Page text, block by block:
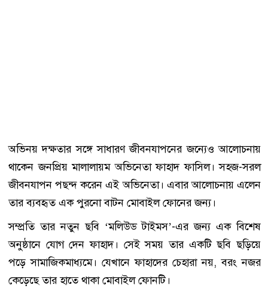
অভিনয় দক্ষতার সঙ্গে সাধারণ জীবনযাপনের জন্যেও আলোচনায়
থাকেন জনপ্রিয় মালালায়ম অভিনেতা ফাহাদ ফাসিল। সহজ-সরল
জীবনযাপন পছন্দ করেন এই অভিনেতা। এবার আলোচনায় এলেন
তার ব্যবহৃত এক পুরনো বাটন মোবাইল ফোনের জন্য।
সম্প্রতি তার নতুন ছবি ‘মলিউড টাইমস’-এর জন্য এক বিশেষ
অনুষ্ঠানে যোগ দেন ফাহাদ। সেই সময় তার একটি ছবি ছড়িয়ে
পড়ে সামাজিকমাধ্যমে। যেখানে ফাহাদের চেহারা নয়, বরং নজর
কেড়েছে তার হাতে থাকা মোবাইল ফোনটি।